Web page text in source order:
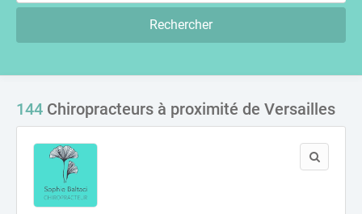
Rechercher
144 Chiropracteurs à proximité de Versailles